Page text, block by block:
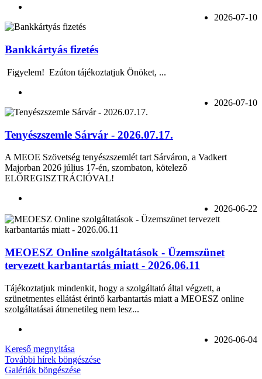
2026-07-10
Bankkártyás fizetés
Figyelem! Ezúton tájékoztatjuk Önöket, ...
2026-07-10
Tenyészszemle Sárvár - 2026.07.17.
A MEOE Szövetség tenyészszemlét tart Sárváron, a Vadkert
Majorban 2026 július 17-én, szombaton, kötelező
ELŐREGISZTRÁCIÓVAL!
2026-06-22
MEOESZ Online szolgáltatások - Üzemszünet
tervezett karbantartás miatt - 2026.06.11
Tájékoztatjuk mindenkit, hogy a szolgáltató által végzett, a
szünetmentes ellátást érintő karbantartás miatt a MEOESZ online
szolgáltatásai átmenetileg nem lesz...
2026-06-04
Kereső megnyitása
További hírek böngészése
Galériák böngészése